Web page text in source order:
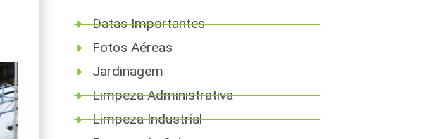
Datas Importantes
Fotos Aéreas
Jardinagem
Limpeza Administrativa
Limpeza Industrial